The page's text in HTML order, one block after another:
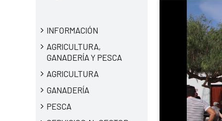
INFORMACIÓN
AGRICULTURA,
GANADERÍA Y PESCA
AGRICULTURA
GANADERÍA
PESCA